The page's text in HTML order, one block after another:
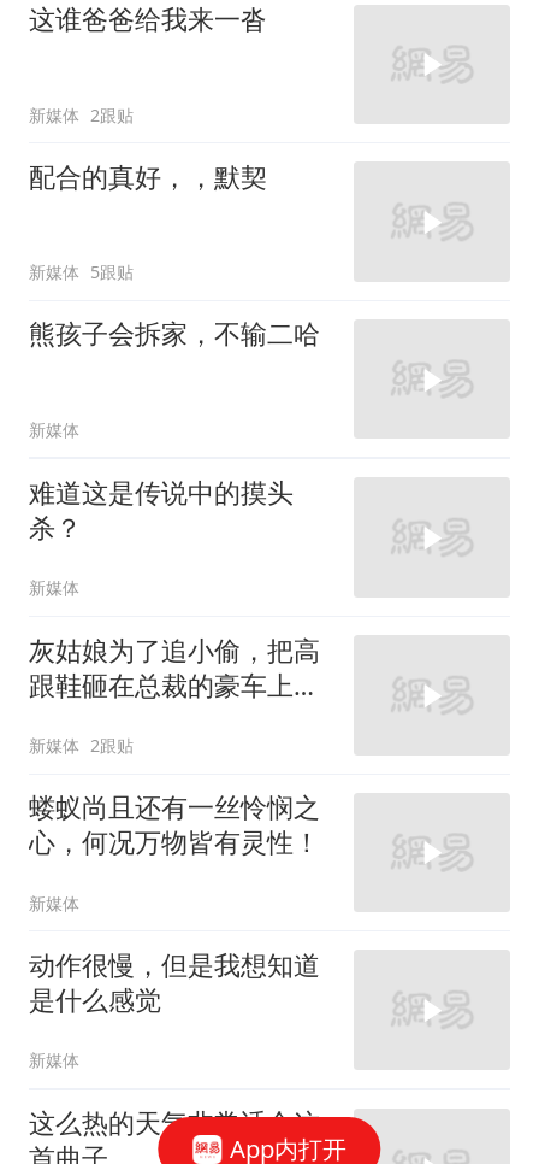
这谁爸爸给我来一沓
新媒体 2跟贴
配合的真好，，默契
新媒体 5跟贴
熊孩子会拆家，不输二哈
新媒体
难道这是传说中的摸头
杀？
新媒体
灰姑娘为了追小偷，把高
跟鞋砸在总裁的豪车上，
新媒体 2跟贴
蝼蚁尚且还有一丝怜悯之
心，何况万物皆有灵性！
新媒体
动作很慢，但是我想知道
是什么感觉
新媒体
这么热的天气非常适合这
App内打开